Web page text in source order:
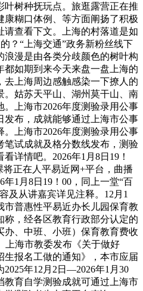
叶树种抚玩点。旅逛露营正在推
糊口体例、等方面阐扬了积极
查看下文。上海的村落道是如
？“上海交通”政务新粉丝线下
漫是由各类分歧颜色的树叶构
都如期到来今天来盘一盘上海的
上海周边感触感染一下撩人的
。姑苏天平山、湖州莫干山、南
上海市2026年度测验录用公事
发布，成就能够通过上海市公事
。上海市2026年度测验录用公事
笔试成就及格分数线发布，测验
详情吧。2026年1月8日19！
将正在人平易近网+平台，曲播
年1月8日19！00，同上一堂“百
及从讲嘉宾详见注释。12月1
市普惠性平易近办长儿园保育教
，经各区教育行政部分认定的
、中班、小班）保育教育费收
上海市教委发布《关于做好
生报名工做的通知》，本市应届
年12月2日—2026年1月30
教育自学测验成就可通过上海市